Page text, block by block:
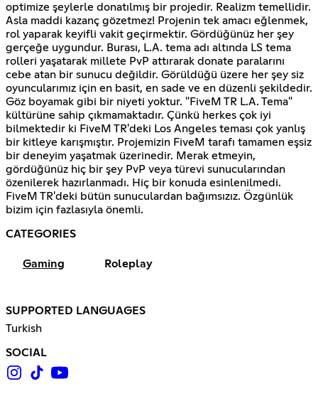
optimize şeylerle donatılmış bir projedir. Realizm temellidir.
Asla maddi kazanç gözetmez! Projenin tek amacı eğlenmek,
rol yaparak keyifli vakit geçirmektir. Gördüğünüz her şey
gerçeğe uygundur. Burası, L.A. tema adı altında LS tema
rolleri yaşatarak millete PvP attırarak donate paralarını
cebe atan bir sunucu değildir. Görüldüğü üzere her şey siz
oyuncularımız için en basit, en sade ve en düzenli şekildedir.
Göz boyamak gibi bir niyeti yoktur. "FiveM TR L.A. Tema"
kültürüne sahip çıkmamaktadır. Çünkü herkes çok iyi
bilmektedir ki FiveM TR'deki Los Angeles teması çok yanlış
bir kitleye karışmıştır. Projemizin FiveM tarafı tamamen eşsiz
bir deneyim yaşatmak üzerinedir. Merak etmeyin,
gördüğünüz hiç bir şey PvP veya türevi sunucularından
özenilerek hazırlanmadı. Hiç bir konuda esinlenilmedi.
FiveM TR'deki bütün sunuculardan bağımsızız. Özgünlük
bizim için fazlasıyla önemli.
CATEGORIES
Gaming Roleplay
SUPPORTED LANGUAGES
Turkish
SOCIAL